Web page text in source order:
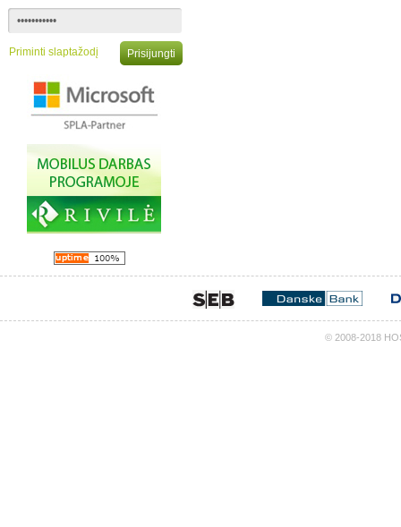
Priminti slaptažodį
© 2008-2018